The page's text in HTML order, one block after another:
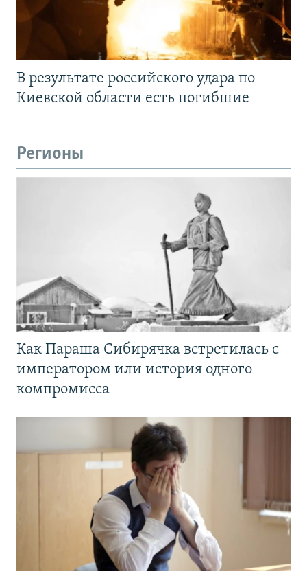
В результате российского удара по
Киевской области есть погибшие
Регионы
Как Параша Сибирячка встретилась с
императором или история одного
компромисса